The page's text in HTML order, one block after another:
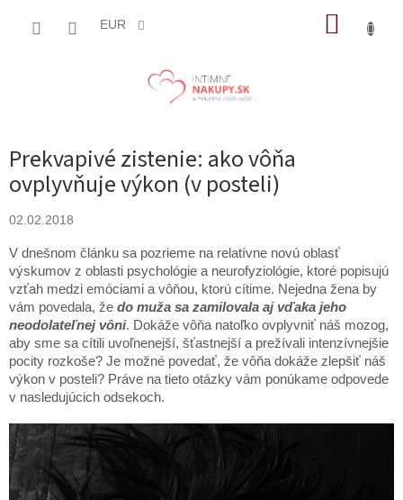
EUR
Prekvapivé zistenie: ako vôňa
ovplyvňuje výkon (v posteli)
02.02.2018
V dnešnom článku sa pozrieme na relatívne novú oblasť
výskumov z oblasti psychológie a neurofyziológie, ktoré popisujú
vzťah medzi emóciami a vôňou, ktorú cítime. Nejedna žena by
vám povedala, že do muža sa zamilovala aj vďaka jeho
neodolateľnej vôni. Dokáže vôňa natoľko ovplyvniť náš mozog,
aby sme sa cítili uvoľnenejší, šťastnejší a prežívali intenzívnejšie
pocity rozkoše? Je možné povedať, že vôňa dokáže zlepšiť náš
výkon v posteli? Práve na tieto otázky vám ponúkame odpovede
v nasledujúcich odsekoch.